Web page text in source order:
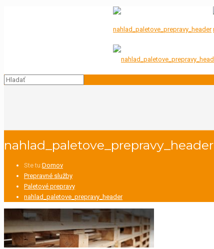
nahlad_paletove_prepravy_header
Ste tu:Domov
Prepravné služby
Paletové prepravy
nahlad_paletove_prepravy_header